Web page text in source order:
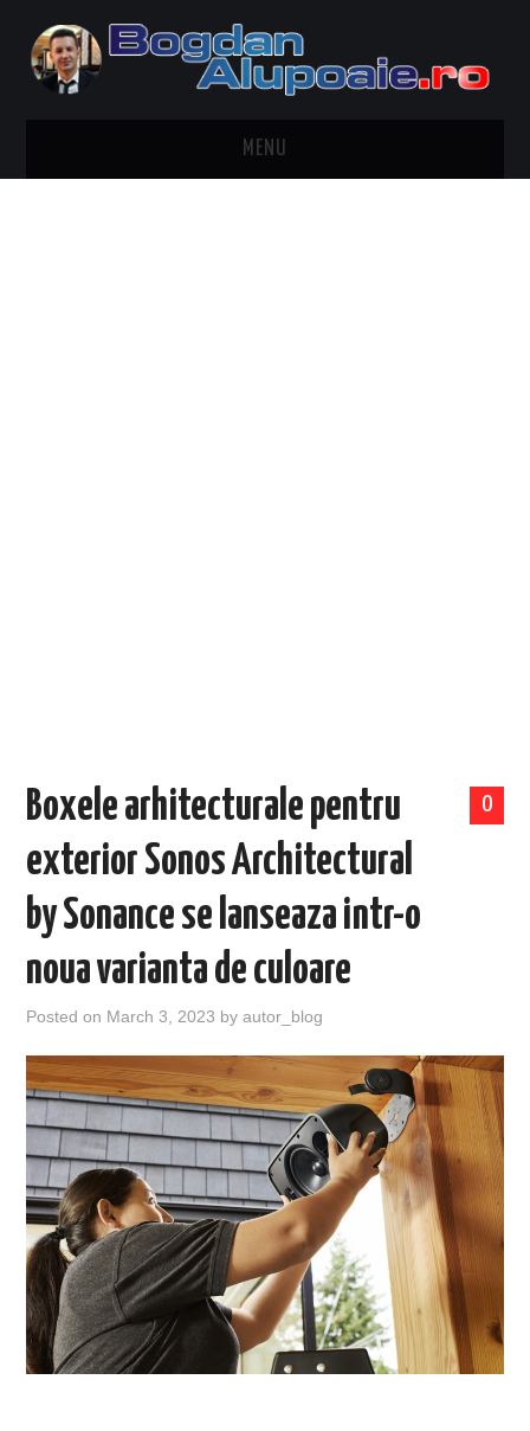
MENU
0
Boxele arhitecturale pentru
exterior Sonos Architectural
by Sonance se lanseaza intr-o
noua varianta de culoare
Posted on March 3, 2023 byautor_blog